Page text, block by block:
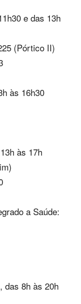
e das 13h
(Pórtico II)
às 16h30
às 17h
a Saúde:
das 8h às 20h